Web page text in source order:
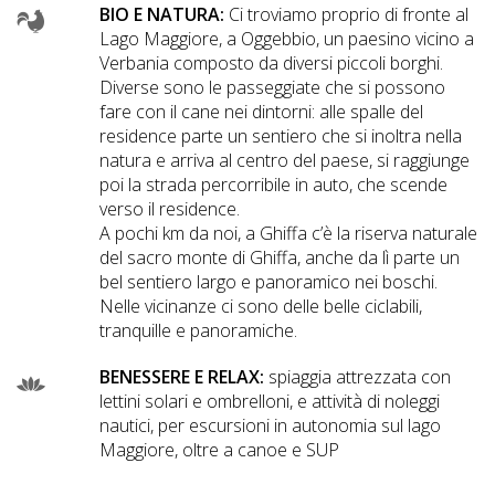
BIO E NATURA: Ci troviamo proprio di fronte al
Lago Maggiore, a Oggebbio, un paesino vicino a
Verbania composto da diversi piccoli borghi.
Diverse sono le passeggiate che si possono
fare con il cane nei dintorni: alle spalle del
residence parte un sentiero che si inoltra nella
natura e arriva al centro del paese, si raggiunge
poi la strada percorribile in auto, che scende
verso il residence.
A pochi km da noi, a Ghiffa c’è la riserva naturale
del sacro monte di Ghiffa, anche da lì parte un
bel sentiero largo e panoramico nei boschi.
Nelle vicinanze ci sono delle belle ciclabili,
tranquille e panoramiche.
BENESSERE E RELAX: spiaggia attrezzata con
lettini solari e ombrelloni, e attività di noleggi
nautici, per escursioni in autonomia sul lago
Maggiore, oltre a canoe e SUP